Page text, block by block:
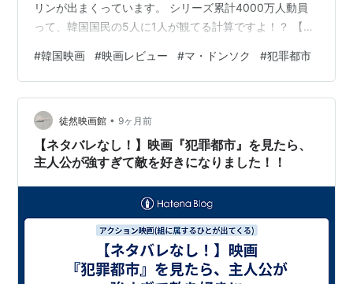
リンが出まくっています。 シリーズ累計4000万人動員
って、韓国国民の5人に1人が観てる計算ですよ！？ 【こ
ただ殴るだけじゃない。今回はマ・ドンソク自身のボク
シング技術をフル活用した、テクニカルなファイトが見
られるそうです。 史上最強のダブルヴィラン！ 元傭兵の
「肉体派」と、天才IT社長の「頭脳派」。この二人に、
アナログ刑事がどう挑むのか？ 打撃音が「骨に響
く」！…
#韓国映画 #映画レビュー #マ・ドンソク #犯罪都市
徒然映画館 • 9ヶ月前
【ネタバレなし！】映画『犯罪都市』を見たら、
主人公が強すぎて敵を好きになりました！！